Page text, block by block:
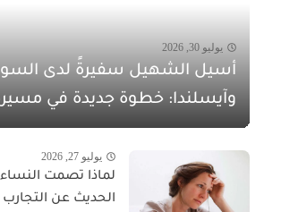
يوليو 30, 2026
أسيل الشهيل سفيرةً لدى
وآيسلندا: خطوة جديدة في
يوليو 27, 2026
لماذا تصمت
الحديث عن التجارب